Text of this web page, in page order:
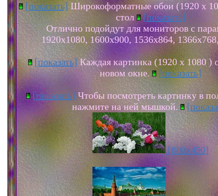
[показать]Широкоформатные обои (1920 х
стол
[показать]
Отлично подойдут для мониторов с
1920х1080, 1600х900, 1536х864,
[показать]Каждая картинка (1920 х 1080 )
новом окне.
[показать]
[показать] Чтобы посмотреть картинку в
нажмите на ней мышкой.
[800x450]